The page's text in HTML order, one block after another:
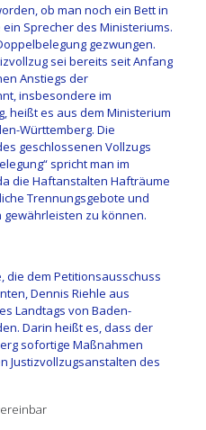
ob man noch ein Bett in
Sprecher des Ministeriums.
gezwungen.
sei bereits seit Anfang
Anstiegs der
insbesondere im
heißt es aus dem Ministerium
Württemberg. Die
geschlossenen Vollzugs
spricht man im
die Haftanstalten Hafträume
Trennungsgebote und
zu können.
die dem Petitionsausschuss
Dennis Riehle aus
Landtags von Baden-
Darin heißt es, dass der
sofortige Maßnahmen
Justizvollzugsanstalten des